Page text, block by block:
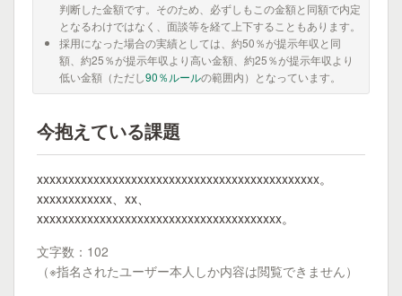
判断した金額です。そのため、必ずしもこの金額と同額で内定
となるわけではなく、面談等を経て上下することもあります。
採用になった場合の実績としては、約50％が提示年収と同
額、約25％が提示年収より高い金額、約25％が提示年収より
低い金額（ただし90％ルールの範囲内）となっています。
今抱えている課題
xxxxxxxxxxxxxxxxxxxxxxxxxxxxxxxxxxxxxxxxxxxxx。
xxxxxxxxxxxx、xx、
xxxxxxxxxxxxxxxxxxxxxxxxxxxxxxxxxxxxxxx。
文字数：102
（※指名されたユーザー本人しか内容は閲覧できません）